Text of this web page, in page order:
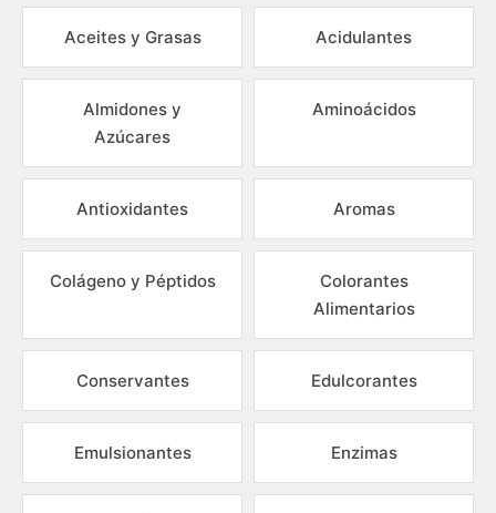
Aceites y Grasas Acidulantes
Almidones y
Azúcares
Aminoácidos
Antioxidantes Aromas
Colágeno y Péptidos
Colorantes
Alimentarios
Conservantes Edulcorantes
Emulsionantes Enzimas